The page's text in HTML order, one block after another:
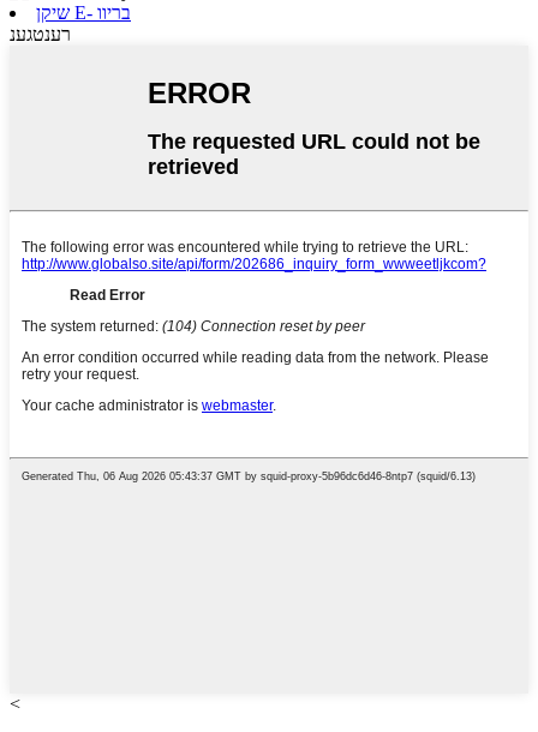
שיקן E- בריוו
רענטגענ
<